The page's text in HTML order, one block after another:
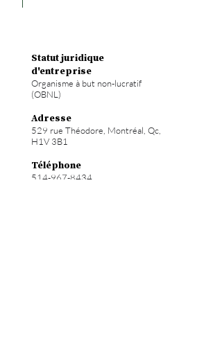
Statut juridique
d'entreprise
Organisme à but non-lucratif
(OBNL)
Adresse
529 rue Théodore, Montréal, Qc,
H1V 3B1
Téléphone
514-967-8434